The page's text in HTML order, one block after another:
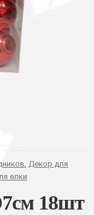
, Декор для
елки
18шт